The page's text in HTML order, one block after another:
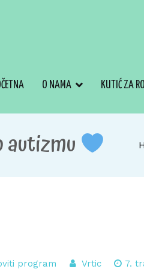
O NAMA KUTIĆ ZA
program Vrtic 7.